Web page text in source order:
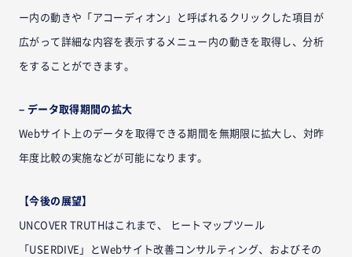
ー内の動きや「アコーディオン」と呼ばれるクリックした項目が
広がって詳細な内容を表示するメニュー内の動きを取得し、分析
をすることができます。
– データ取得期間の拡大
Webサイト上のデータを取得できる期間を無期限に拡大し、対昨
年度比較の実施などが可能になります。
【今後の展望】
UNCOVER TRUTHはこれまで、 ヒートマップツール
「USERDIVE」とWebサイト改善コンサルティング、およびその